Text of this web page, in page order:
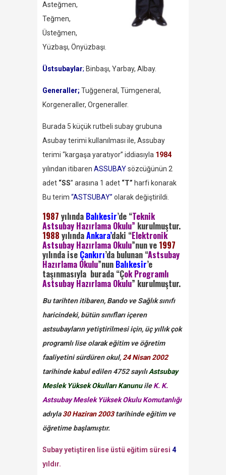
Asteğmen,
Teğmen,
Üsteğmen,
Yüzbaşı, Önyüzbaşı.
Üstsubaylar; Binbaşı, Yarbay, Albay.
Generaller; Tuğgeneral, Tümgeneral,
Korgeneraller, Orgeneraller.
Burada 5 küçük rutbeli subay grubuna
Asubay terimi kullanılması ile, Assubay
terimi “kargaşa yaratıyor” iddiasıyla 1984
yılından itibaren ASSUBAYsözcüğünün 2
adet “SS” arasına 1 adet “T” harfi konarak
Bu terim “ASTSUBAY” olarak değiştirildi.
1987 yılında Balıkesir’de “Teknik
Astsubay Hazırlama Okulu” kurulmuştur.
1988 yılındaAnkara’daki “Elektronik
Astsubay Hazırlama Okulu”nun ve 1997
yılında ise Çankırı’da bulunan “Astsubay
Hazırlama Okulu”nun Balıkesir’e
taşınmasıyla burada “Çok Programlı
Astsubay Hazırlama Okulu” kurulmuştur.
Bu tarihten itibaren, Bando ve Sağlık sınıfı
haricindeki, bütün sınıfları içeren
astsubayların yetiştirilmesi için, üç yıllık çok
programlı lise olarak eğitim ve öğretim
faaliyetini sürdüren okul,24 Nisan 2002
tarihinde kabul edilen 4752 sayılıAstsubay
Meslek Yüksek Okulları KanunuileK. K.
Astsubay Meslek Yüksek Okulu Komutanlığı
adıyla30 Haziran 2003tarihinde eğitim ve
öğretime başlamıştır.
Subay yetiştiren lise üstü eğitim süresi 4
yıldır.